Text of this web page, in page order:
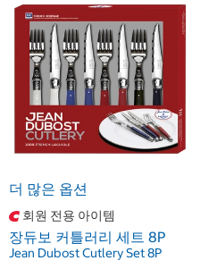
더 많은 옵션
회원 전용 아이템
장듀보 커틀러리 세트 8P
Jean Dubost Cutlery Set 8P